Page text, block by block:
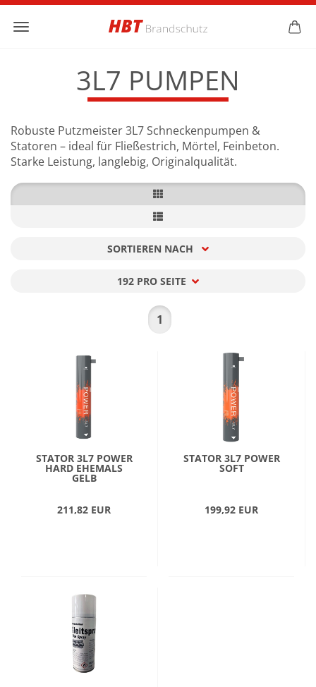
3L7 PUMPEN
Robuste Putzmeister 3L7 Schneckenpumpen &
Statoren – ideal für Fließestrich, Mörtel, Feinbeton.
Starke Leistung, langlebig, Originalqualität.
SORTIEREN NACH
192 PRO SEITE
1
STATOR 3L7 POWER
HARD EHEMALS
GELB
211,82 EUR
STATOR 3L7 POWER
SOFT
199,92 EUR